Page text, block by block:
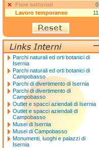
Fiere settoriali
0
Lavoro temporaneo
11
Parchi naturali ed orti botanici di
Isernia
Parchi naturali ed orti botanici di
Campobasso
Parchi di divertimento di Isernia
Parchi di divertimento di
Campobasso
Outlet e spacci aziendali di Isernia
Outlet e spacci aziendali di
Campobasso
Musei di Isernia
Musei di Campobasso
Monumenti, luoghi e palazzi di
Isernia